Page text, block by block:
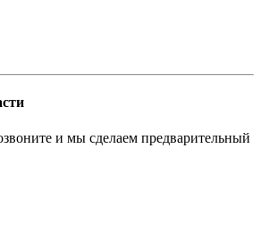
и мы сделаем предварительный